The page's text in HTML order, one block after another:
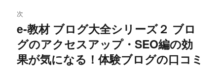
シ
ョ
ン
次
次
の
投
e-教材 ブログ大全シリーズ２ ブロ
グのアクセスアップ・SEO編の効
果が気になる！体験ブログの口コミ